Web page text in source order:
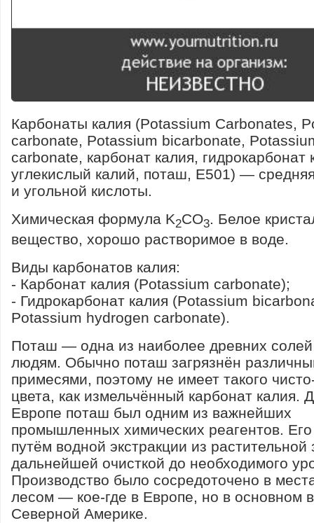
Карбонаты калия (Potassium Carbonates,
carbonate, Potassium bicarbonate,
carbonate, карбонат калия, гидрокарбонат
углекислый калий, поташ, E501) —
и угольной кислоты.
Химическая формула K2CO3. Белое
вещество, хорошо растворимое в воде.
Виды карбонатов калия:
- Карбонат калия (Potassium carbonate);
- Гидрокарбонат калия (Potassium
Potassium hydrogen carbonate).
Поташ — одна из наиболее древних
людям. Обычно поташ загрязнён
примесями, поэтому не имеет такого
цвета, как измельчённый карбонат калия.
Европе поташ был одним из важнейших
промышленных химических реагентов.
путём водной экстракции из растительной
дальнейшей очисткой до необходимого
Производство было сосредоточено в
лесом — кое-где в Европе, но в основном
Северной Америке.